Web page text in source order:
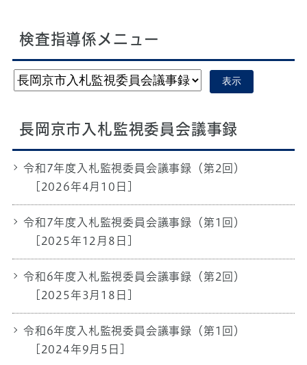
検査指導係メニュー
表示
長岡京市入札監視委員会議事録
令和7年度入札監視委員会議事録（第2回）
[2026年4月10日]
令和7年度入札監視委員会議事録（第1回）
[2025年12月8日]
令和6年度入札監視委員会議事録（第2回）
[2025年3月18日]
令和6年度入札監視委員会議事録（第1回）
[2024年9月5日]